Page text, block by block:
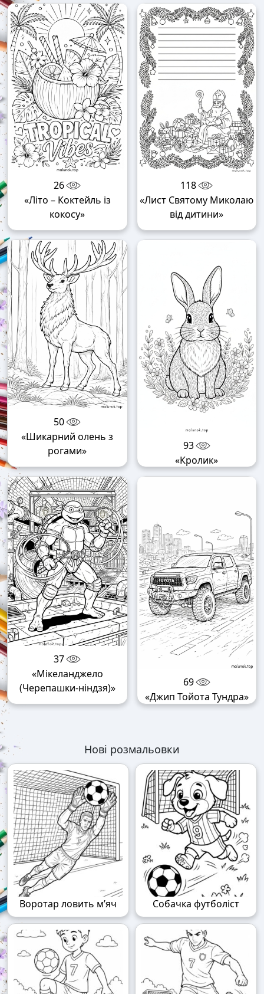
26
«Літо – Коктейль із
кокосу»
118
«Лист Святому Миколаю
від дитини»
50
«Шикарний олень з
рогами»
93
«Кролик»
37
«Мікеланджело
(Черепашки-ніндзя)»
69
«Джип Тойота Тундра»
Нові розмальовки
Воротар ловить м’яч Собачка футболіст